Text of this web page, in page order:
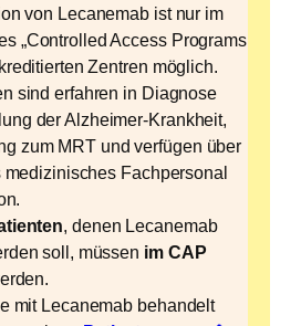
von Lecanemab ist nur im
„Controlled Access Programs
Zentren möglich.
sind erfahren in Diagnose
der Alzheimer-Krankheit,
zum MRT und verfügen über
Fachpersonal
, denen Lecanemab
soll, müssen im CAP
mit Lecanemab behandelt